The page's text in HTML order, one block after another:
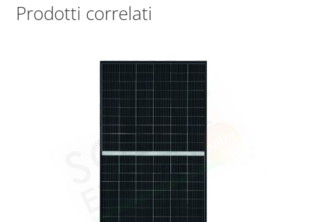
Prodotti correlati